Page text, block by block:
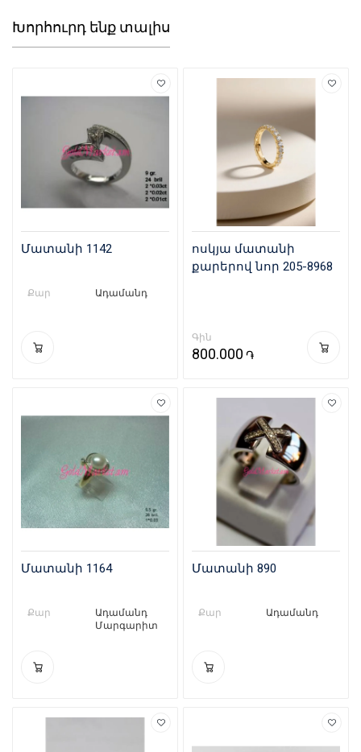
Խորհուրդ ենք տալիս
Մատանի 1142
Քար Ադամանդ
ոսկյա մատանի
քարերով նոր 205-8968
Գին
800.000 ֏
Մատանի 1164
Քար
Ադամանդ
Մարգարիտ
Մատանի 890
Քար Ադամանդ